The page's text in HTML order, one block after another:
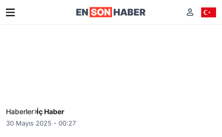
Haberler İç Haber
30 Mayıs 2025 - 00:27